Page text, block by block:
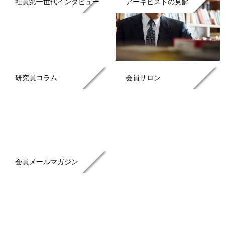
研究員コラム 会員サロン
会員メールマガジン